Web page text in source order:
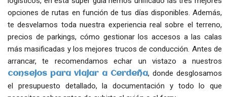
opciones de rutas en función de tus días disponibles. Además,
te desvelamos toda nuestra experiencia real sobre el terreno,
precios de parkings, cómo gestionar los accesos a las calas
más masificadas y los mejores trucos de conducción. Antes de
arrancar, te recomendamos echar un vistazo a nuestros
consejos para viajar a Cerdeña, donde desglosamos
el presupuesto detallado, la documentación y todo lo que